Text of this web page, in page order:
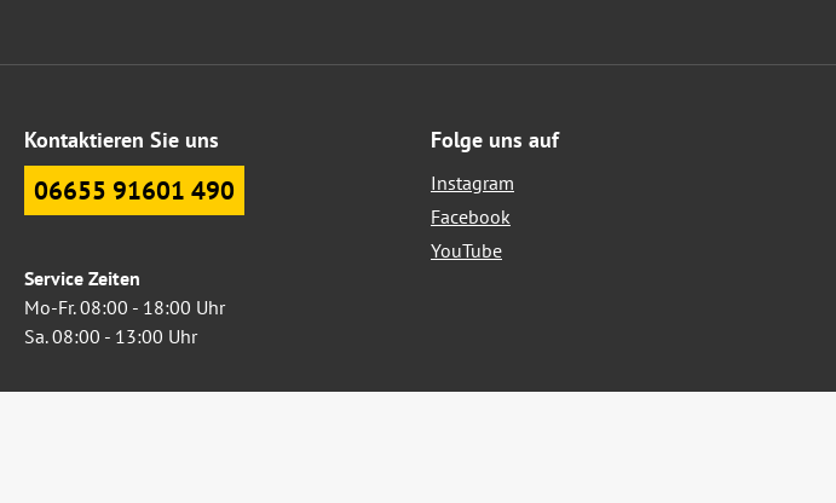
Kontaktieren Sie uns
06655 91601 490
Service Zeiten
Mo-Fr. 08:00 - 18:00 Uhr
Sa. 08:00 - 13:00 Uhr
Folge uns auf
Instagram
Facebook
YouTube